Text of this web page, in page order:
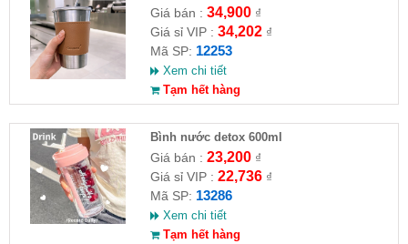
Giá bán : 34,900₫
Giá sỉ VIP : 34,202₫
Mã SP: 12253
Xem chi tiết
Tạm hết hàng
Bình nước detox 600ml
Giá bán : 23,200₫
Giá sỉ VIP : 22,736₫
Mã SP: 13286
Xem chi tiết
Tạm hết hàng